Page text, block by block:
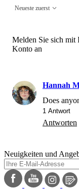
Neueste zuerst
Melden Sie sich mit
Konto an
Hannah
1 Antwort
Antworten
Neuigkeiten und